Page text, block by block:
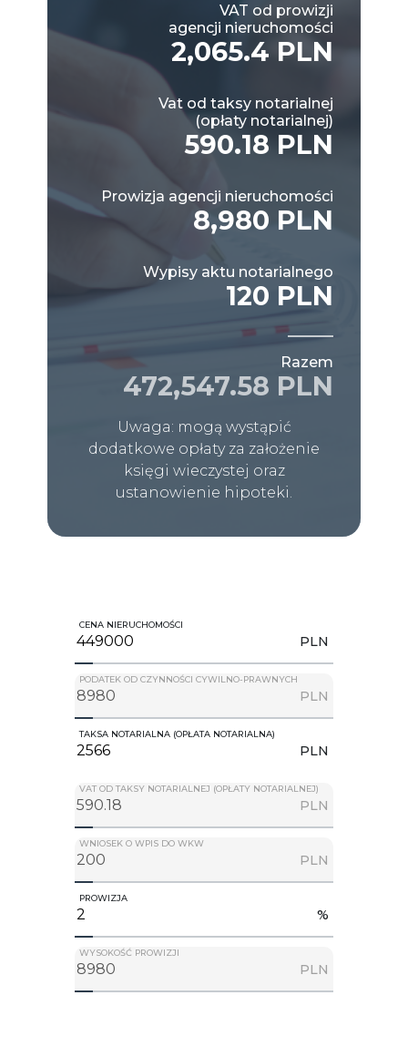
VAT od prowizji
agencji nieruchomości
2,065.4 PLN
Vat od taksy notarialnej
(opłaty notarialnej)
590.18 PLN
Prowizja agencji nieruchomości
8,980 PLN
Wypisy aktu notarialnego
120 PLN
Razem
472,547.58 PLN
Uwaga: mogą wystąpić
dodatkowe opłaty za założenie
księgi wieczystej oraz
ustanowienie hipoteki.
CENA NIERUCHOMOŚCI
PLN
PODATEK OD CZYNNOŚCI CYWILNO-PRAWNYCH
PLN
TAKSA NOTARIALNA (OPŁATA NOTARIALNA)
PLN
VAT OD TAKSY NOTARIALNEJ (OPŁATY NOTARIALNEJ)
PLN
WNIOSEK O WPIS DO WKW
PLN
PROWIZJA
%
WYSOKOŚĆ PROWIZJI
PLN